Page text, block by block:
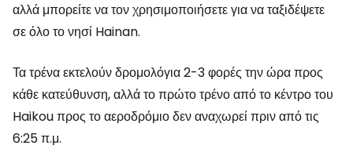
αλλά μπορείτε να τον χρησιμοποιήσετε για να ταξιδέψετε
σε όλο το νησί Hainan.
Τα τρένα εκτελούν δρομολόγια 2-3 φορές την ώρα προς
κάθε κατεύθυνση, αλλά το πρώτο τρένο από το κέντρο του
Haikou προς το αεροδρόμιο δεν αναχωρεί πριν από τις
6:25 π.μ.